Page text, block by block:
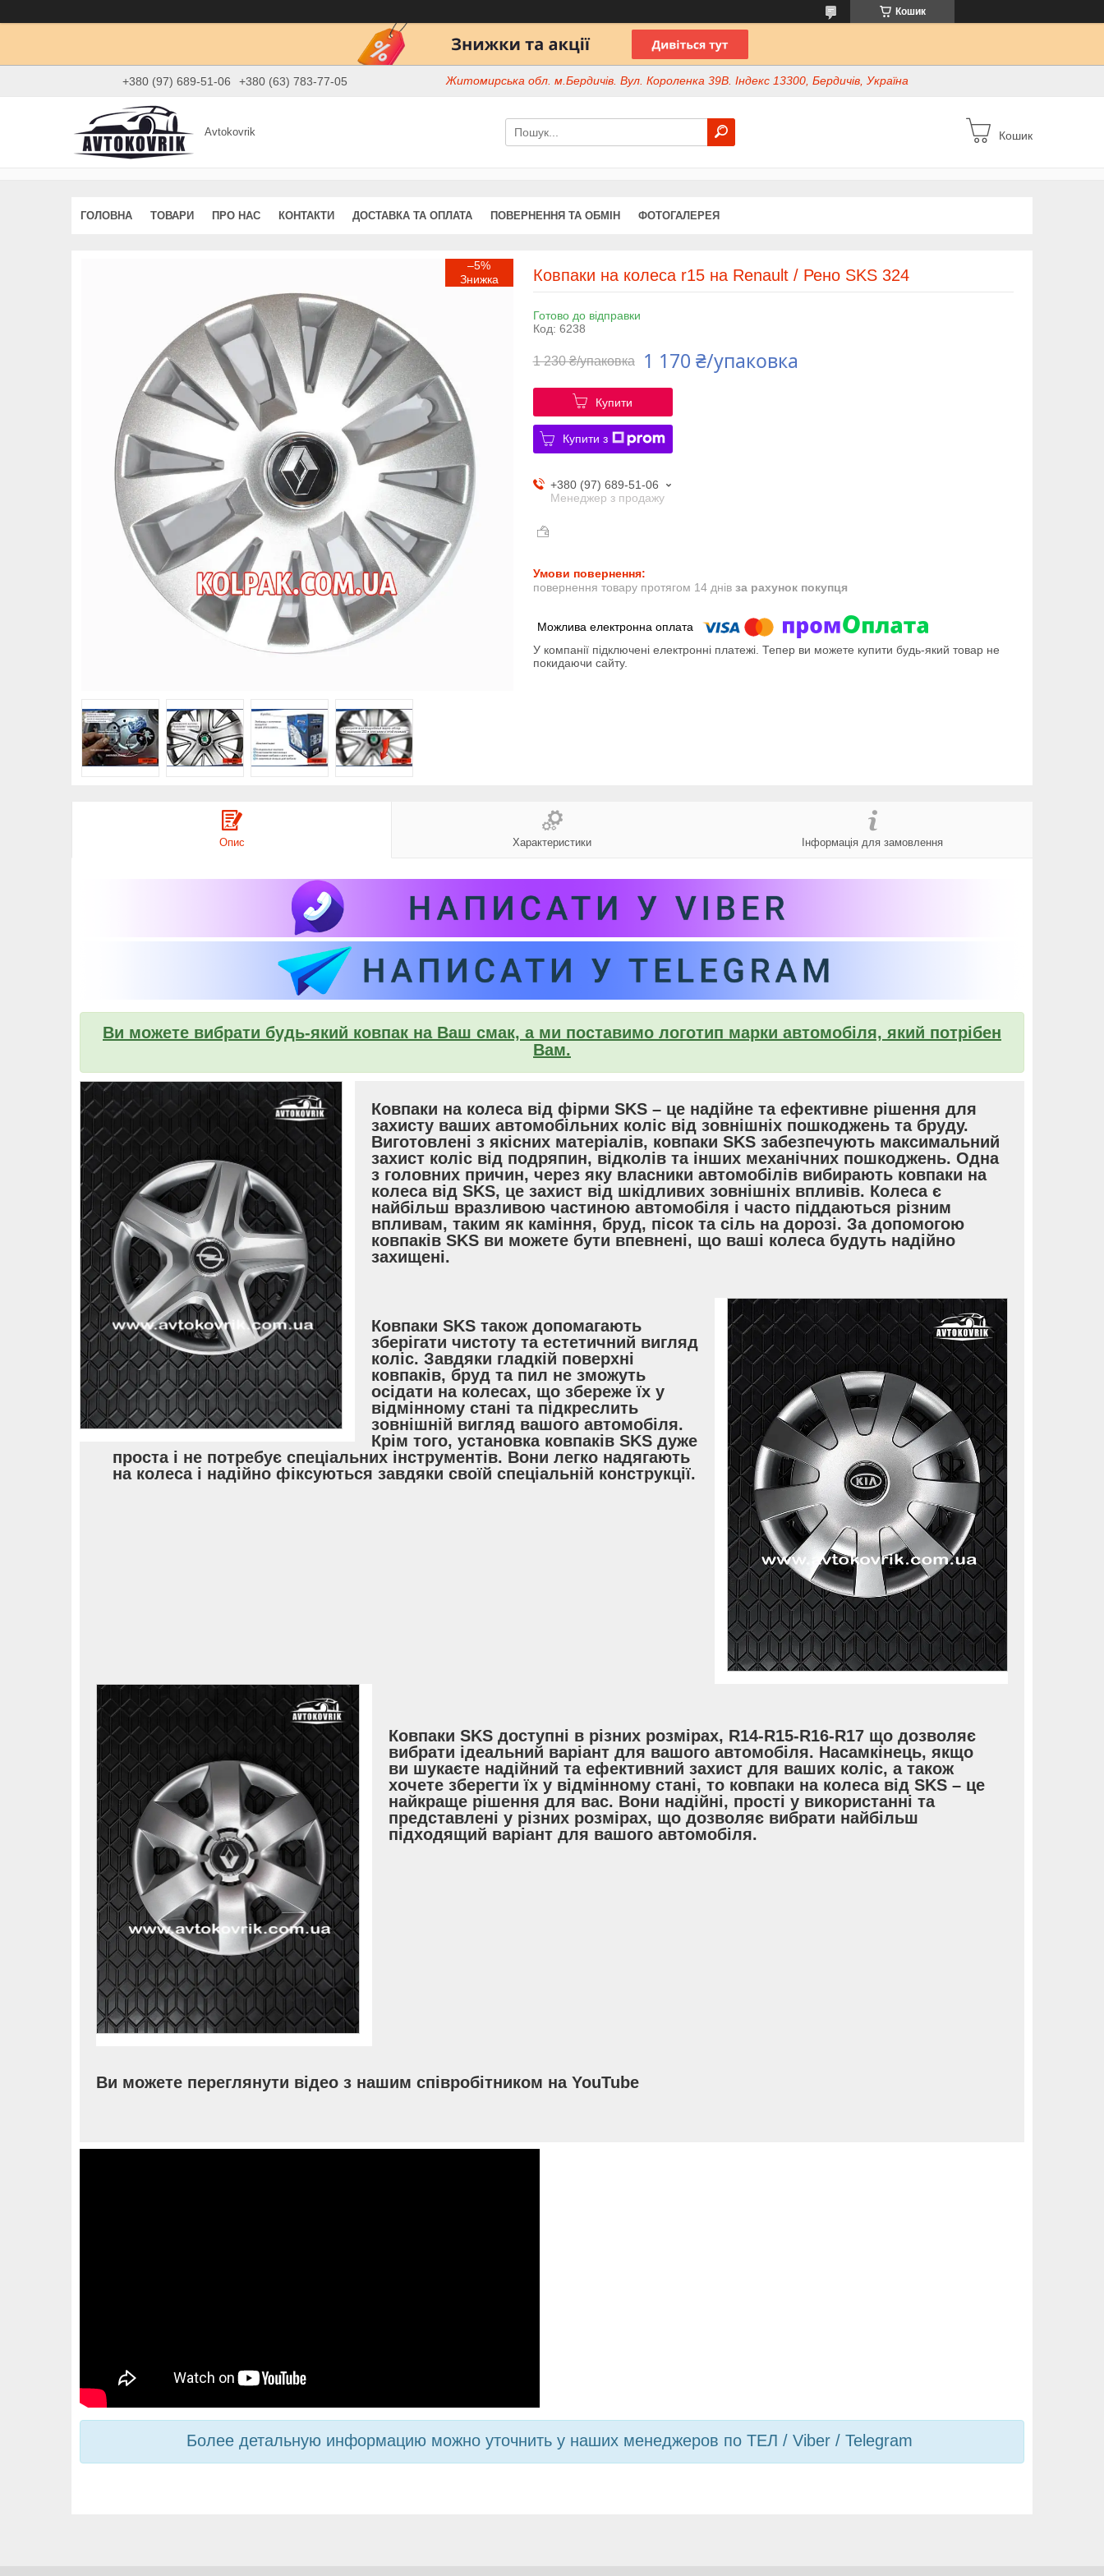
Кошик
+380 (97) 689-51-06 +380 (63) 783-77-05 Житомирська обл. м.Бердичів. Вул. Короленка 39В. Індекс 13300, Бердичів, Україна
Avtokovrik Кошик
ГОЛОВНА ТОВАРИ ПРО НАС КОНТАКТИ ДОСТАВКА ТА ОПЛАТА ПОВЕРНЕННЯ ТА ОБМІН ФОТОГАЛЕРЕЯ
–5%
Ковпаки на колеса r15 на Renault / Рено SKS 324
Готово до відправки
Код: 6238
1 230 ₴/упаковка 1 170 ₴/упаковка
Купити
Купити з
+380 (97) 689-51-06
Менеджер з продажу
повернення товару протягом 14 днів за рахунок покупця
У компанії підключені електронні платежі. Тепер ви можете купити будь-який товар не
покидаючи сайту.
Опис Характеристики Інформація для замовлення
Ви можете вибрати будь-який ковпак на Ваш смак, а ми поставимо логотип марки автомобіля, який потрібен
Вам.
Ковпаки на колеса від фірми SKS – це надійне та ефективне рішення для
захисту ваших автомобільних коліс від зовнішніх пошкоджень та бруду.
Виготовлені з якісних матеріалів, ковпаки SKS забезпечують максимальний
захист коліс від подряпин, відколів та інших механічних пошкоджень. Одна
з головних причин, через яку власники автомобілів вибирають ковпаки на
колеса від SKS, це захист від шкідливих зовнішніх впливів. Колеса є
найбільш вразливою частиною автомобіля і часто піддаються різним
впливам, таким як каміння, бруд, пісок та сіль на дорозі. За допомогою
ковпаків SKS ви можете бути впевнені, що ваші колеса будуть надійно
захищені.
Ковпаки SKS також допомагають
зберігати чистоту та естетичний вигляд
коліс. Завдяки гладкій поверхні
ковпаків, бруд та пил не зможуть
осідати на колесах, що збереже їх у
відмінному стані та підкреслить
зовнішній вигляд вашого автомобіля.
Крім того, установка ковпаків SKS дуже
проста і не потребує спеціальних інструментів. Вони легко надягають
на колеса і надійно фіксуються завдяки своїй спеціальній конструкції.
Ковпаки SKS доступні в різних розмірах, R14-R15-R16-R17 що дозволяє
вибрати ідеальний варіант для вашого автомобіля. Насамкінець, якщо
ви шукаєте надійний та ефективний захист для ваших коліс, а також
хочете зберегти їх у відмінному стані, то ковпаки на колеса від SKS – це
найкраще рішення для вас. Вони надійні, прості у використанні та
представлені у різних розмірах, що дозволяє вибрати найбільш
підходящий варіант для вашого автомобіля.
Ви можете переглянути відео з нашим співробітником на YouTube
Более детальную информацию можно уточнить у наших менеджеров по ТЕЛ / Viber / Telegram